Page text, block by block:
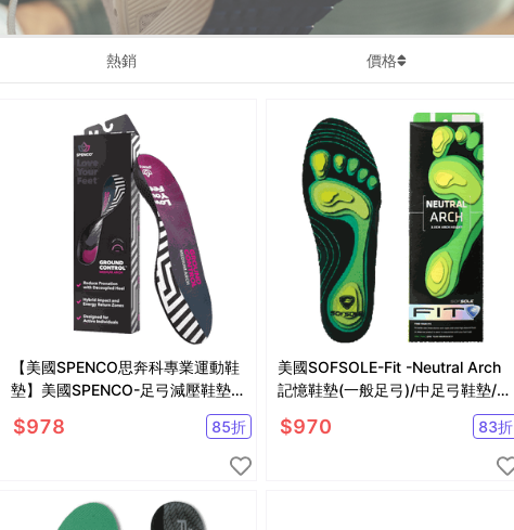
熱銷 價格
【美國SPENCO思奔科專業運動鞋
墊】美國SPENCO-足弓減壓鞋墊/
一般足弓鞋墊/足弓支撐鞋墊/中足
弓鞋墊SP21779
$978 85折
美國SOFSOLE-Fit -Neutral Arch
記憶鞋墊(一般足弓)/中足弓鞋墊/足
$970 83折